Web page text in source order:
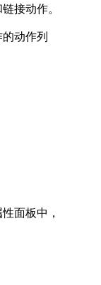
接动作。
动作列
面板中，